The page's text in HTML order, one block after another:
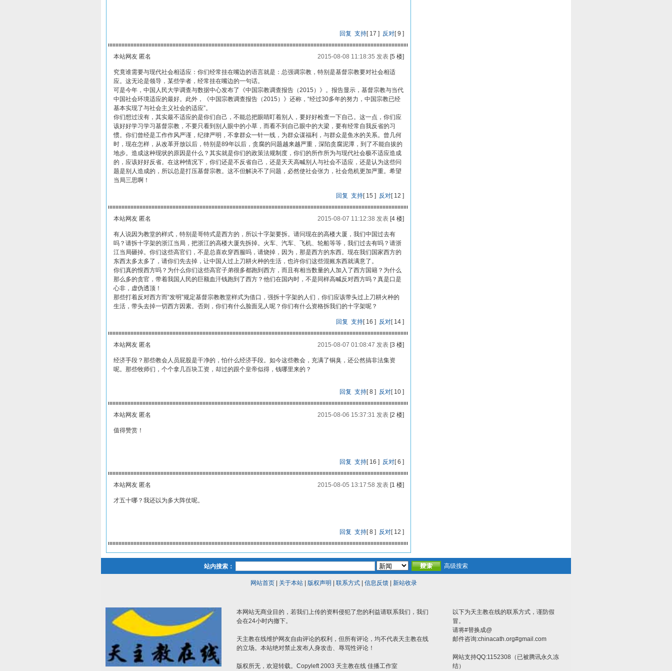
回复 支持[17 ] 反对[9 ]
本站网友 匿名 2015-08-08 11:18:35 发表[5 楼]
究竟谁需要与现代社会相适应：你们经常挂在嘴边的语言就是：总强调宗教，特别是基督宗教要对社会相适
应。这无论是领导，某些学者，经常挂在嘴边的一句话。
可是今年，中国人民大学调查与数据中心发布了《中国宗教调查报告（2015）》。报告显示，基督宗教与当代
中国社会环境适应的最好。此外，《中国宗教调查报告（2015）》还称，“经过30多年的努力，中国宗教已经
基本实现了与社会主义社会的适应”。
你们想过没有，其实最不适应的是你们自己，不能总把眼睛盯着别人，要好好检查一下自己。这一点，你们应
该好好学习学习基督宗教，不要只看到别人眼中的小草，而看不到自己眼中的大梁，要有经常自我反省的习
惯。你们曾经是工作作风严谨，纪律严明，不拿群众一针一线，为群众谋福利，与群众是鱼水的关系。曾几何
时，现在怎样，从改革开放以后，特别是89年以后，贪腐的问题越来越严重，深陷贪腐泥潭，到了不能自拔的
地步。造成这种现状的原因是什么？其实就是你们的政策法规制度，你们的所作所为与现代社会极不适应造成
的，应该好好反省。在这种情况下，你们还是不反省自己，还是天天高喊别人与社会不适应，还是认为这些问
题是别人造成的，所以总是打压基督宗教。这不但解决不了问题，必然使社会张力，社会危机更加严重。希望
当局三思啊！
回复 支持[15 ] 反对[12 ]
本站网友 匿名 2015-08-07 11:12:38 发表[4 楼]
有人说因为教堂的样式，特别是哥特式是西方的，所以十字架要拆。请问现在的高楼大厦，我们中国过去有
吗？请拆十字架的浙江当局，把浙江的高楼大厦先拆掉。火车、汽车、飞机、轮船等等，我们过去有吗？请浙
江当局砸掉。你们这些高官们，不是总喜欢穿西服吗，请烧掉，因为，那是西方的东西。现在我们国家西方的
东西太多太多了，请你们先去掉，让中国人过上刀耕火种的生活，也许你们这些混账东西就满意了。
你们真的恨西方吗？为什么你们这些高官子弟很多都跑到西方，而且有相当数量的人加入了西方国籍？为什么
那么多的贪官，带着我国人民的巨额血汗钱跑到了西方？他们在国内时，不是同样高喊反对西方吗？真是口是
心非，虚伪透顶！
那些打着反对西方而“发明”规定基督宗教教堂样式为借口，强拆十字架的人们，你们应该带头过上刀耕火种的
生活，带头去掉一切西方因素。否则，你们有什么脸面见人呢？你们有什么资格拆我们的十字架呢？
回复 支持[16 ] 反对[14 ]
本站网友 匿名 2015-08-07 01:08:47 发表[3 楼]
经济手段？那些教会人员屁股是干净的，怕什么经济手段。如今这些教会，充满了铜臭，还公然搞非法集资
呢。那些牧师们，个个拿几百块工资，却过的跟个皇帝似得，钱哪里来的？
回复 支持[8 ] 反对[10 ]
本站网友 匿名 2015-08-06 15:37:31 发表[2 楼]
值得赞赏！
回复 支持[16 ] 反对[6 ]
本站网友 匿名 2015-08-05 13:17:58 发表[1 楼]
才五十哪？我还以为多大阵仗呢。
回复 支持[8 ] 反对[12 ]
站内搜索： 高级搜索
网站首页| 关于本站| 版权声明 联系方式| 信息反馈| 新站收录
本网站无商业目的，若我们上传的资料侵犯了您的利益请联系我们，我们
会在24小时内撤下。
天主教在线维护网友自由评论的权利，但所有评论，均不代表天主教在线
的立场。本站绝对禁止发布人身攻击、辱骂性评论！
版权所无，欢迎转载。Copyleft 2003 天主教在线 佳播工作室
以下为天主教在线的联系方式，谨防假
冒。
请将#替换成@
邮件咨询:chinacath.org#gmail.com
网站支持QQ:1152308（已被腾讯永久冻
结）